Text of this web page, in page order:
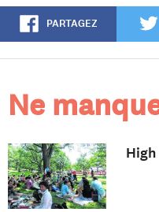
PARTAGEZ
Ne